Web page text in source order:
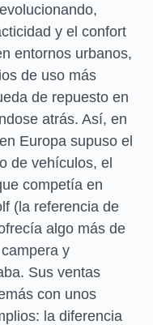
y el confort
entornos urbanos,
de uso más
de repuesto en
atrás. Así, en
Europa supuso el
de vehículos, el
competía en
(la referencia de
algo más de
y
Sus ventas
con unos
la diferencia